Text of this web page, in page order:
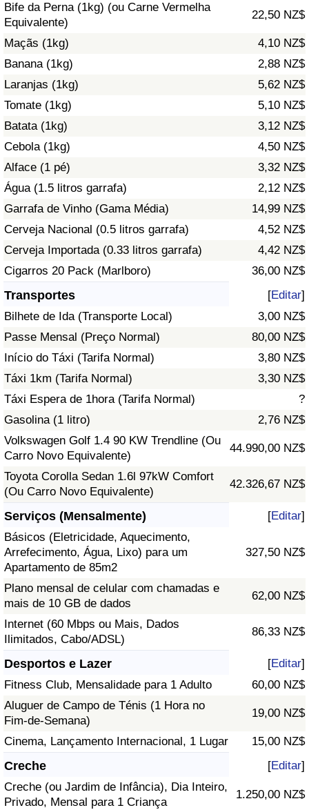
Bife da Perna (1kg) (ou Carne Vermelha
Equivalente)
22,50 NZ$
Maçãs (1kg)
4,10 NZ$
Banana (1kg)
2,88 NZ$
Laranjas (1kg)
5,62 NZ$
Tomate (1kg)
5,10 NZ$
Batata (1kg)
3,12 NZ$
Cebola (1kg)
4,50 NZ$
Alface (1 pé)
3,32 NZ$
Água (1.5 litros garrafa)
2,12 NZ$
Garrafa de Vinho (Gama Média)
14,99 NZ$
Cerveja Nacional (0.5 litros garrafa)
4,52 NZ$
Cerveja Importada (0.33 litros garrafa)
4,42 NZ$
Cigarros 20 Pack (Marlboro)
36,00 NZ$
Transportes [Editar]
Bilhete de Ida (Transporte Local)
3,00 NZ$
Passe Mensal (Preço Normal)
80,00 NZ$
Início do Táxi (Tarifa Normal)
3,80 NZ$
Táxi 1km (Tarifa Normal)
3,30 NZ$
Táxi Espera de 1hora (Tarifa Normal)
?
Gasolina (1 litro)
2,76 NZ$
Volkswagen Golf 1.4 90 KW Trendline (Ou
Carro Novo Equivalente)
44.990,00 NZ$
Toyota Corolla Sedan 1.6l 97kW Comfort
(Ou Carro Novo Equivalente)
42.326,67 NZ$
Serviços (Mensalmente) [Editar]
Básicos (Eletricidade, Aquecimento,
Arrefecimento, Água, Lixo) para um
Apartamento de 85m2
327,50 NZ$
Plano mensal de celular com chamadas e
mais de 10 GB de dados
62,00 NZ$
Internet (60 Mbps ou Mais, Dados
Ilimitados, Cabo/ADSL)
86,33 NZ$
Desportos e Lazer [Editar]
Fitness Club, Mensalidade para 1 Adulto
60,00 NZ$
Aluguer de Campo de Ténis (1 Hora no
Fim-de-Semana)
19,00 NZ$
Cinema, Lançamento Internacional, 1 Lugar 15,00 NZ$
Creche [Editar]
Creche (ou Jardim de Infância), Dia Inteiro,
Privado, Mensal para 1 Criança
1.250,00 NZ$
Poluição
Índice de poluição
Indicador de Poluição por País
Trânsito
Indicador de Trânsito
Indicador de Trânsito (Atual)
Indicador de Trânsito por País